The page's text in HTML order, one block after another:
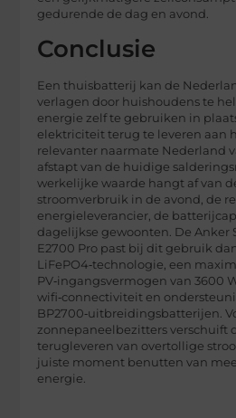
gedurende de dag en avond.
Conclusie
Een thuisbatterij kan de
verlagen door huishoudens te
energie zelf te gebruiken in
elektriciteit terug te leveren aan
relevanter naarmate Nederland
afstapt van de huidige
werkelijke waarde hangt af van
stroomverbruik in de avond, de
energieleverancier, de
dagelijkse gewoonten. De Anker
E2700 Pro past bij dit gebruik
LiFePO4‑technologie, een
PV‑ingangsvermogen van 3600
wifi‑connectiviteit en
BP2700‑uitbreidingsbatterijen.
zonnepaneelbezitters verschuift
terugleveren van overtollige
juiste moment benutten van
energie.